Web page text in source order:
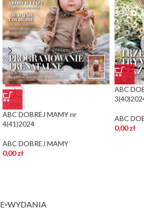
ABC DOBREJ MAMY nr
4(41)2024
ABC DOBREJ MAMY
0,00zł
ABC
ABC
0,00zł
E-WYDANIA